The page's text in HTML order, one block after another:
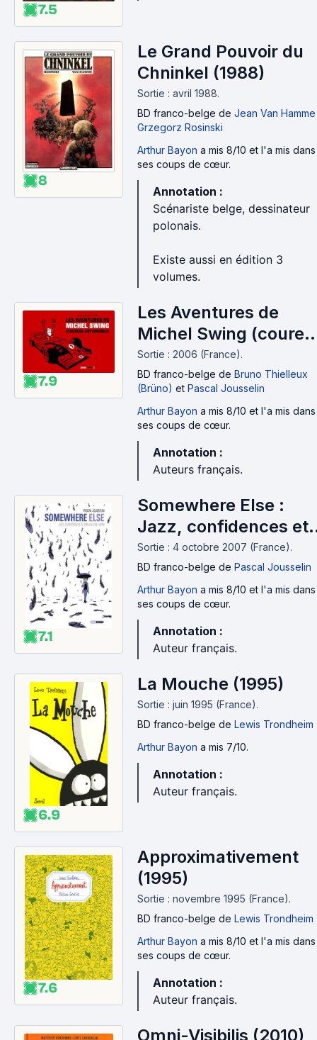
7.5
8
Le Grand Pouvoir du
Chninkel (1988)
Sortie : avril 1988.
BD franco-belge de Jean Van Hamme
Grzegorz Rosinski
Arthur Bayon a mis 8/10 et l'a mis dans
ses coups de cœur.
Annotation :
Scénariste belge, dessinateur
polonais.
Existe aussi en édition 3
volumes.
7.9
Les Aventures de
Michel Swing
automobile) (2006)
Sortie : 2006 (France).
BD franco-belge de Bruno Thielleux
(Brüno) et Pascal Jousselin
Arthur Bayon a mis 8/10 et l'a mis dans
ses coups de cœur.
Annotation :
Auteurs français.
7.1
Somewhere Else :
Jazz, confidences et
oreilles de lapin
Sortie : 4 octobre 2007 (France).
BD franco-belge de Pascal Jousselin
Arthur Bayon a mis 8/10 et l'a mis dans
ses coups de cœur.
Annotation :
Auteur français.
6.9
La Mouche (1995)
Sortie : juin 1995 (France).
BD franco-belge de Lewis Trondheim
Arthur Bayon a mis 7/10.
Annotation :
Auteur français.
7.6
Approximativement
(1995)
Sortie : novembre 1995 (France).
BD franco-belge de Lewis Trondheim
Arthur Bayon a mis 8/10 et l'a mis dans
ses coups de cœur.
Annotation :
Auteur français.
Omni-Visibilis (2010)